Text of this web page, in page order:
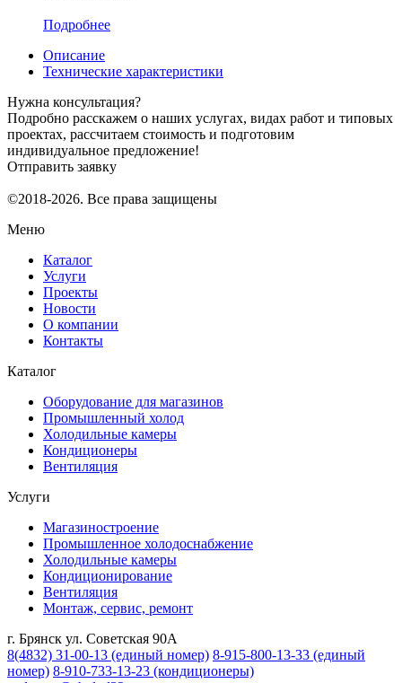
Подробнее
Описание
Технические характеристики
Нужна консультация?
Подробно расскажем о наших услугах, видах работ и типовых
проектах, рассчитаем стоимость и подготовим
индивидуальное предложение!
Отправить заявку
©2018-2026. Все права защищены
Меню
Каталог
Услуги
Проекты
Новости
О компании
Контакты
Каталог
Оборудование для магазинов
Промышленный холод
Холодильные камеры
Кондиционеры
Вентиляция
Услуги
Магазиностроение
Промышленное холодоснабжение
Холодильные камеры
Кондиционирование
Вентиляция
Монтаж, сервис, ремонт
г. Брянск ул. Советская 90А
8(4832) 31-00-13 (единый номер) 8-915-800-13-33 (единый
номер) 8-910-733-13-23 (кондиционеры)